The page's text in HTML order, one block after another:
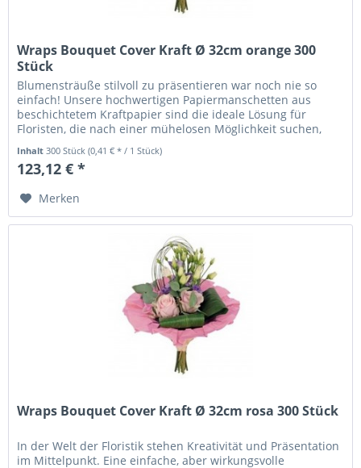
Wraps Bouquet Cover Kraft Ø 32cm orange 300
Stück
Blumensträuße stilvoll zu präsentieren war noch nie so
einfach! Unsere hochwertigen Papiermanschetten aus
beschichtetem Kraftpapier sind die ideale Lösung für
Floristen, die nach einer mühelosen Möglichkeit suchen,
Inhalt300 Stück(0,41 € * / 1 Stück)
123,12 € *
Merken
Wraps Bouquet Cover Kraft Ø 32cm rosa 300 Stück
In der Welt der Floristik stehen Kreativität und Präsentation
im Mittelpunkt. Eine einfache, aber wirkungsvolle